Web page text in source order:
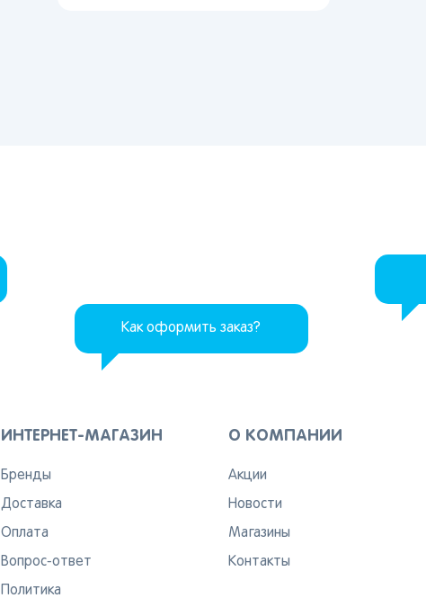
Как оформить заказ?
ИНТЕРНЕТ-МАГАЗИН
Бренды
Доставка
Оплата
Вопрос-ответ
Политика
О КОМПАНИИ
Акции
Новости
Магазины
Контакты